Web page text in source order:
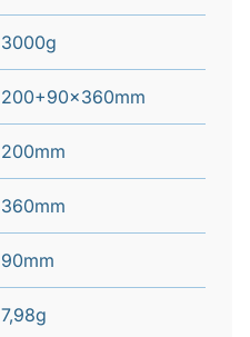
3000g
200+90x360mm
200mm
360mm
90mm
7,98g